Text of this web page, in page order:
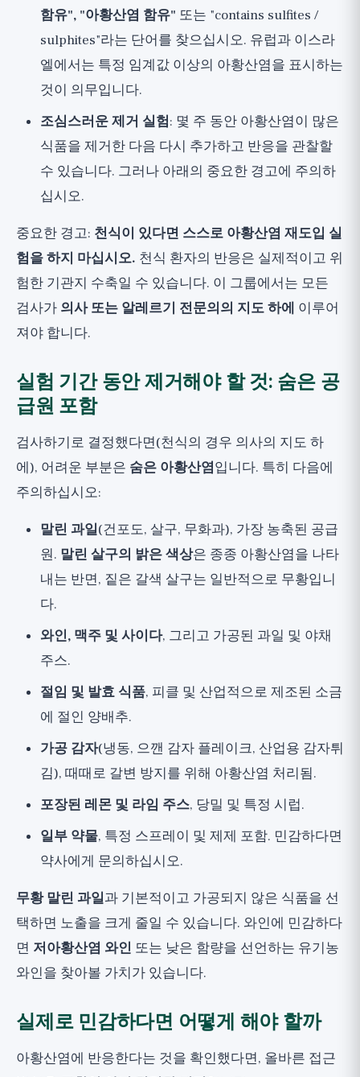
함유", "아황산염 함유" 또는 "contains sulfites /
sulphites"라는 단어를 찾으십시오. 유럽과 이스라
엘에서는 특정 임계값 이상의 아황산염을 표시하는
것이 의무입니다.
조심스러운 제거 실험: 몇 주 동안 아황산염이 많은
식품을 제거한 다음 다시 추가하고 반응을 관찰할
수 있습니다. 그러나 아래의 중요한 경고에 주의하
십시오.
중요한 경고: 천식이 있다면 스스로 아황산염 재도입 실
험을 하지 마십시오. 천식 환자의 반응은 실제적이고 위
험한 기관지 수축일 수 있습니다. 이 그룹에서는 모든
검사가 의사 또는 알레르기 전문의의 지도 하에 이루어
져야 합니다.
실험 기간 동안 제거해야 할 것: 숨은 공
급원 포함
검사하기로 결정했다면(천식의 경우 의사의 지도 하
에), 어려운 부분은 숨은 아황산염입니다. 특히 다음에
주의하십시오:
말린 과일(건포도, 살구, 무화과), 가장 농축된 공급
원. 말린 살구의 밝은 색상은 종종 아황산염을 나타
내는 반면, 짙은 갈색 살구는 일반적으로 무황입니
다.
와인, 맥주 및 사이다, 그리고 가공된 과일 및 야채
주스.
절임 및 발효 식품, 피클 및 산업적으로 제조된 소금
에 절인 양배추.
가공 감자(냉동, 으깬 감자 플레이크, 산업용 감자튀
김), 때때로 갈변 방지를 위해 아황산염 처리됨.
포장된 레몬 및 라임 주스, 당밀 및 특정 시럽.
일부 약물, 특정 스프레이 및 제제 포함. 민감하다면
약사에게 문의하십시오.
무황 말린 과일과 기본적이고 가공되지 않은 식품을 선
택하면 노출을 크게 줄일 수 있습니다. 와인에 민감하다
면 저아황산염 와인 또는 낮은 함량을 선언하는 유기농
와인을 찾아볼 가치가 있습니다.
실제로 민감하다면 어떻게 해야 할까
아황산염에 반응한다는 것을 확인했다면, 올바른 접근